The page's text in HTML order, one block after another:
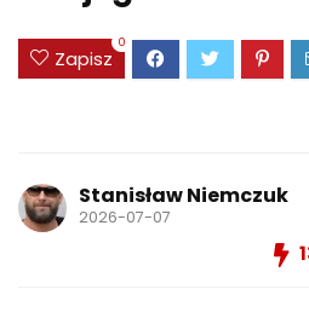
Zapisz
0
Stanisław Niemczuk
2026-07-07